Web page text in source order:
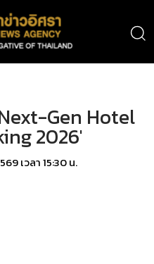
Gen Hotel
2026'
เวลา 15:30 น.